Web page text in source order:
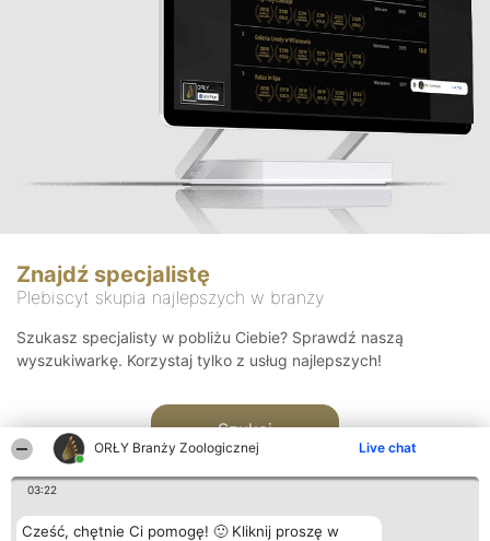
ORŁY Branży Zoologicznej Live chat
03:22
Cześć, chętnie Ci pomogę! 🙂 Kliknij proszę w
Znajdź specjalistę
Plebiscyt skupia najlepszych w branży
Szukasz specjalisty w pobliżu Ciebie? Sprawdź naszą
wyszukiwarkę. Korzystaj tylko z usług najlepszych!
Szukaj